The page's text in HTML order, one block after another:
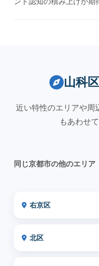
山科
近い特性のエリアや周
もあわせ
同じ京都市の他のエリア
右京区
北区